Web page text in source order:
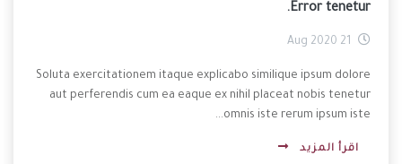
Error tenetur.
21 Aug 2020
Soluta exercitationem itaque explicabo similique ipsum dolore
aut perferendis cum ea eaque ex nihil placeat nobis tenetur
omnis iste rerum ipsum iste...
اقرأ المزيد